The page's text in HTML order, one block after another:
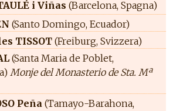
i Viñas (Barcelona, Spagna)
(Santo Domingo, Ecuador)
TISSOT (Freiburg, Svizzera)
(Santa Maria de Poblet,
Monje del Monasterio de Sta. Mª
Peña (Tamayo-Barahona,